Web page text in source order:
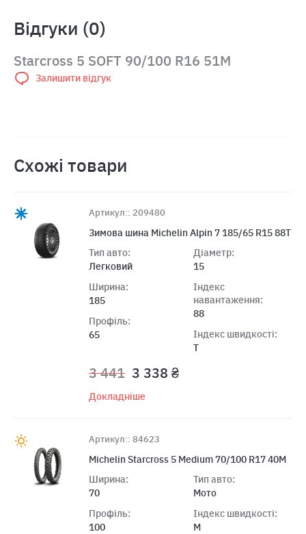
Відгуки (0)
Starcross 5 SOFT 90/100 R16 51M
Залишити відгук
Схожі товари
Артикул:: 209480
Зимова шина Michelin Alpin 7 185/65 R15 88T
Тип авто:
Легковий
Ширина:
185
Профіль:
65
Діаметр:
15
Індекс
навантаження:
88
Індекс швидкості:
T
3 441 3 338 ₴
Докладніше
Артикул:: 84623
Michelin Starcross 5 Medium 70/100 R17 40M
Ширина:
70
Профіль:
100
Тип авто:
Мото
Індекс швидкості:
M